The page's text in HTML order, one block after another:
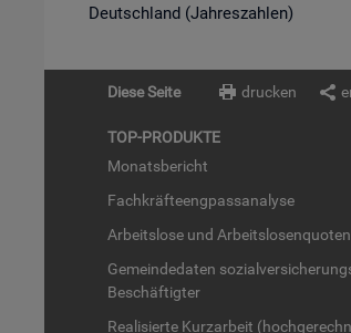
Deutschland (Jahreszahlen)
Diese Seite drucken
TOP-PRO­DUK­TE
Mo­nats­be­richt
Fach­kräf­te­eng­pass­ana­ly­se
Ar­beits­lo­se und Ar­beits­lo­sen­quo­ten
Ge­mein­de­da­ten
Be­schäf­tig­ter
Rea­li­sier­te Kurz­ar­beit